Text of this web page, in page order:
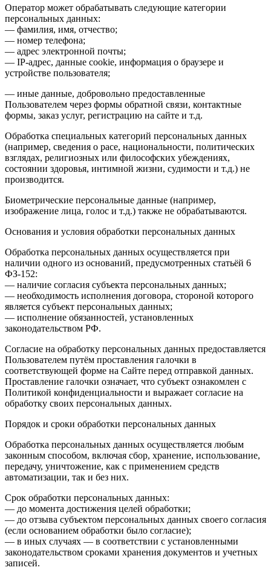
Оператор может обрабатывать следующие категории
персональных данных:
— фамилия, имя, отчество;
— номер телефона;
— адрес электронной почты;
— IP-адрес, данные cookie, информация о браузере и
устройстве пользователя;
— иные данные, добровольно предоставленные
Пользователем через формы обратной связи, контактные
формы, заказ услуг, регистрацию на сайте и т.д.
Обработка специальных категорий персональных данных
(например, сведения о расе, национальности, политических
взглядах, религиозных или философских убеждениях,
состоянии здоровья, интимной жизни, судимости и т.д.) не
производится.
Биометрические персональные данные (например,
изображение лица, голос и т.д.) также не обрабатываются.
Основания и условия обработки персональных данных
Обработка персональных данных осуществляется при
наличии одного из оснований, предусмотренных статьёй 6
ФЗ-152:
— наличие согласия субъекта персональных данных;
— необходимость исполнения договора, стороной которого
является субъект персональных данных;
— исполнение обязанностей, установленных
законодательством РФ.
Согласие на обработку персональных данных предоставляется
Пользователем путём проставления галочки в
соответствующей форме на Сайте перед отправкой данных.
Проставление галочки означает, что субъект ознакомлен с
Политикой конфиденциальности и выражает согласие на
обработку своих персональных данных.
Порядок и сроки обработки персональных данных
Обработка персональных данных осуществляется любым
законным способом, включая сбор, хранение, использование,
передачу, уничтожение, как с применением средств
автоматизации, так и без них.
Срок обработки персональных данных:
— до момента достижения целей обработки;
— до отзыва субъектом персональных данных своего согласия
(если основанием обработки было согласие);
— в иных случаях — в соответствии с установленными
законодательством сроками хранения документов и учетных
записей.